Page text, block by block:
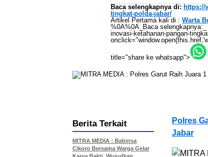
Baca selengkapnya di: https://
tingkat-polda-jabar/
Artikel Pertama kali di : Warta
%0A%0A_Baca
inovasi-ketahanan-pangan-
title="share ke whatsapp">
Polres
Jabar
Berita Terkait
MITRA MEDIA : Babinsa
Cikoro Bersama Warga Gelar